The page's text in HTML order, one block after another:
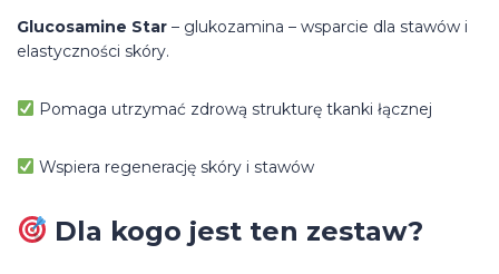
Glucosamine Star – glukozamina – wsparcie dla stawów i
elastyczności skóry.
Pomaga utrzymać zdrową strukturę tkanki łącznej
Wspiera regenerację skóry i stawów
Dla kogo jest ten zestaw?